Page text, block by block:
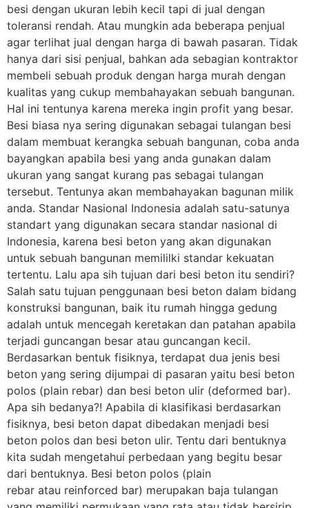
besi dengan ukuran lebih kecil tapi di jual dengan
toleransi rendah. Atau mungkin ada beberapa penjual
agar terlihat jual dengan harga di bawah pasaran. Tidak
hanya dari sisi penjual, bahkan ada sebagian kontraktor
membeli sebuah produk dengan harga murah dengan
kualitas yang cukup membahayakan sebuah bangunan.
Hal ini tentunya karena mereka ingin profit yang besar.
Besi biasa nya sering digunakan sebagai tulangan besi
dalam membuat kerangka sebuah bangunan, coba anda
bayangkan apabila besi yang anda gunakan dalam
ukuran yang sangat kurang pas sebagai tulangan
tersebut. Tentunya akan membahayakan bagunan milik
anda. Standar Nasional Indonesia adalah satu-satunya
standart yang digunakan secara standar nasional di
Indonesia, karena besi beton yang akan digunakan
untuk sebuah bangunan memililki standar kekuatan
tertentu. Lalu apa sih tujuan dari besi beton itu sendiri?
Salah satu tujuan penggunaan besi beton dalam bidang
konstruksi bangunan, baik itu rumah hingga gedung
adalah untuk mencegah keretakan dan patahan apabila
terjadi guncangan besar atau guncangan kecil.
Berdasarkan bentuk fisiknya, terdapat dua jenis besi
beton yang sering dijumpai di pasaran yaitu besi beton
polos (plain rebar) dan besi beton ulir (deformed bar).
Apa sih bedanya?! Apabila di klasifikasi berdasarkan
fisiknya, besi beton dapat dibedakan menjadi besi
beton polos dan besi beton ulir. Tentu dari bentuknya
kita sudah mengetahui perbedaan yang begitu besar
dari bentuknya. Besi beton polos (plain
rebar atau reinforced bar) merupakan baja tulangan